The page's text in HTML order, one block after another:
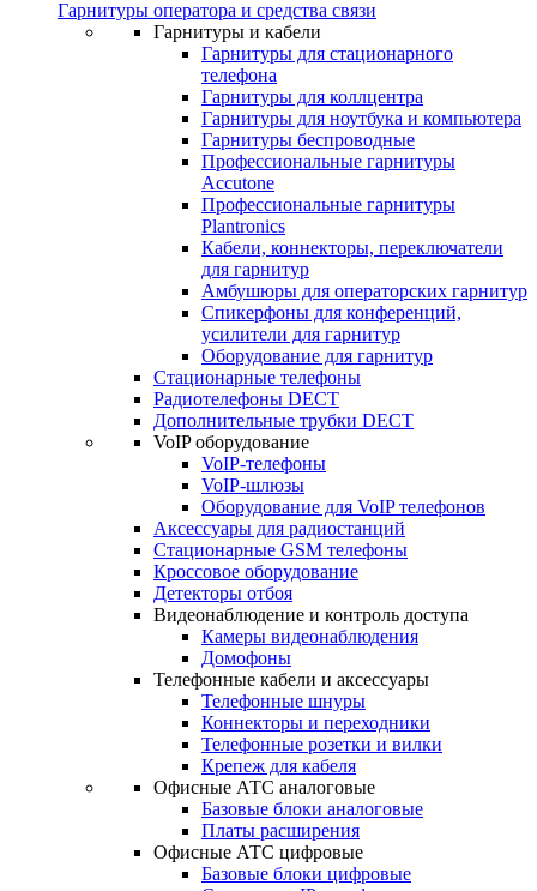
Гарнитуры оператора и средства связи
Гарнитуры и кабели
Гарнитуры для стационарного
телефона
Гарнитуры для коллцентра
Гарнитуры для ноутбука и компьютера
Гарнитуры беспроводные
Профессиональные гарнитуры
Accutone
Профессиональные гарнитуры
Plantronics
Кабели, коннекторы, переключатели
для гарнитур
Амбушюры для операторских гарнитур
Cпикерфоны для конференций,
усилители для гарнитур
Оборудование для гарнитур
Стационарные телефоны
Радиотелефоны DECT
Дополнительные трубки DECT
VoIP оборудование
VoIP-телефоны
VoIP-шлюзы
Оборудование для VoIP телефонов
Аксессуары для радиостанций
Стационарные GSM телефоны
Кроссовое оборудование
Детекторы отбоя
Видеонаблюдение и контроль доступа
Камеры видеонаблюдения
Домофоны
Телефонные кабели и аксессуары
Телефонные шнуры
Коннекторы и переходники
Телефонные розетки и вилки
Крепеж для кабеля
Офисные АТС аналоговые
Базовые блоки аналоговые
Платы расширения
Офисные АТС цифровые
Базовые блоки цифровые